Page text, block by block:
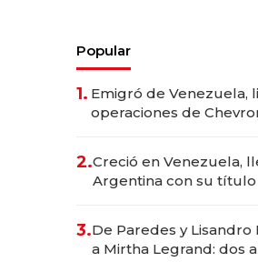
Popular
1. Emigró de Venezuela,
operaciones de
2.Creció en Venezuela,
Argentina con su
las marcas "fast
3.De Paredes y Lisandro
a Mirtha Legrand: dos